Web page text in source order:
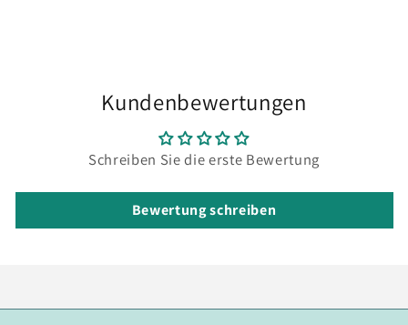
Kundenbewertungen
Schreiben Sie die erste Bewertung
Bewertung schreiben